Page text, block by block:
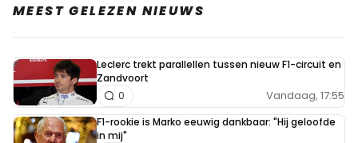
MEEST GELEZEN NIEUWS
Leclerc trekt parallellen tussen nieuw F1-circuit en
Zandvoort
Vandaag, 17:55
0
F1-rookie is Marko eeuwig dankbaar: "Hij geloofde
in mij"